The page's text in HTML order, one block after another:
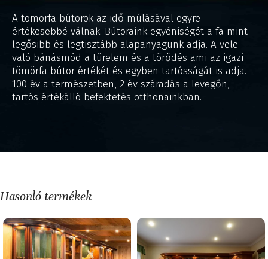
A tömörfa bútorok az idő múlásával egyre
értékesebbé válnak. Bútoraink egyéniségét a fa mint
legősibb és legtisztább alapanyagunk adja. A vele
való bánásmód a türelem és a törődés ami az igazi
tömörfa bútor értékét és egyben tartósságát is adja.
100 év a természetben, 2 év száradás a levegőn,
tartós értékálló befektetés otthonainkban.
Hasonló termékek